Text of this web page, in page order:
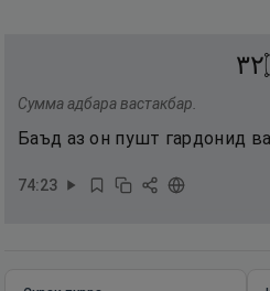
٢٣
Сумма адбара вастакбар.
Баъд аз он пушт гардонид
74:23